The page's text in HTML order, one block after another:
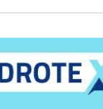
Desentupidora em